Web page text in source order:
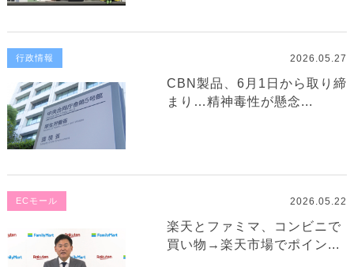
行政情報 2026.05.27
CBN製品、6月1日から取り締
まり…精神毒性が懸念...
ECモール 2026.05.22
楽天とファミマ、コンビニで
買い物→楽天市場でポイン...